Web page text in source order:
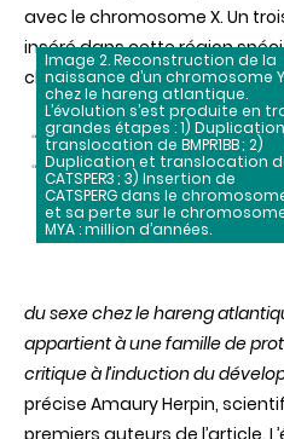
avec le chromosome X. Un
inséré dans cette région
chromosome X.
Image 2. Reconstruction de la
naissance d’un chromosome Y
chez le hareng atlantique.
L’évolution s’est produite en
grandes étapes : 1)
translocation de BMPR1BB ; 2)
Duplication et translocation
CATSPER3 ; 3) Insertion de
CATSPERG dans le
et sa perte sur le
MYA : million d’années.
du sexe chez le hareng
appartient à une famille de
critique à l’induction du
précise Amaury Herpin,
premiers auteurs de l’article.